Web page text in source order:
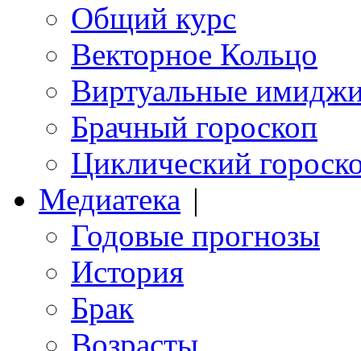
Общий курс
Векторное Кольцо
Виртуальные
Брачный гороскоп
Циклический
Медиатека |
Годовые прогнозы
История
Брак